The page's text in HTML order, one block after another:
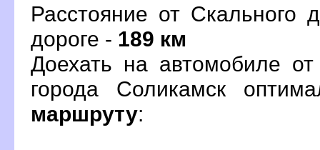
Расстояние от Скального
дороге - 189 км
Доехать на автомобиле
орода Соликамск
маршруту: